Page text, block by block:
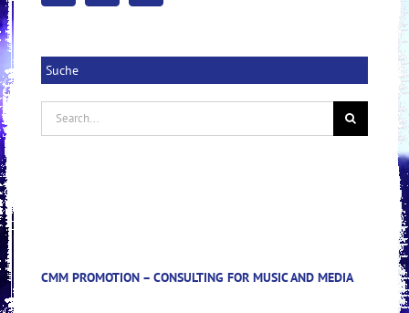
Suche
CMM PROMOTION – CONSULTING FOR MUSIC AND MEDIA